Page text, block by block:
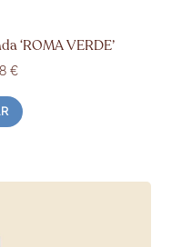
‘ROMAVERDE’
€